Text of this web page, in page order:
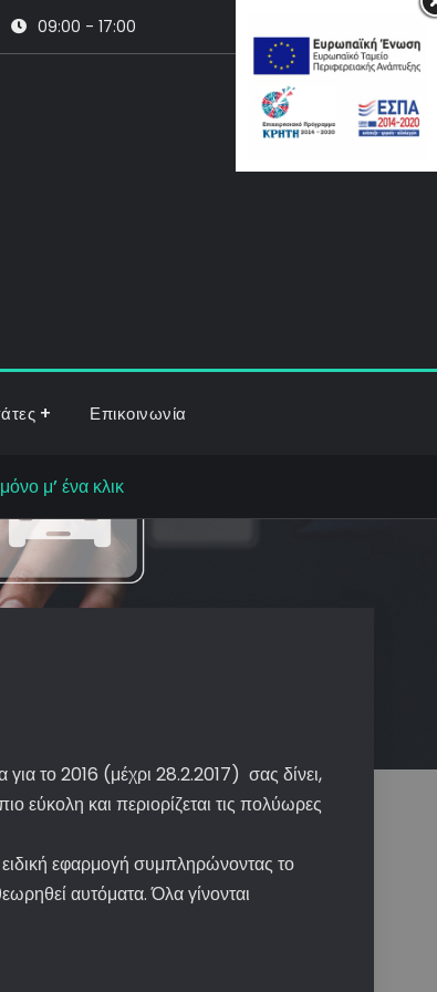
09:00 - 17:00
Search
Επικοινωνία
μ’ ένα κλικ
για το 2016 (μέχρι 28.2.2017) σας δίνει,
εύκολη και περιορίζεται τις πολύωρες
εφαρμογή συμπληρώνοντας το
αυτόματα. Όλα γίνονται